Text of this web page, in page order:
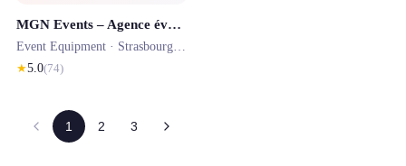
MGN Events – Agence évènementielle à Strasbourg
Event Equipment · Strasbourg· 1.7 km
★5.0(74)
1 2 3